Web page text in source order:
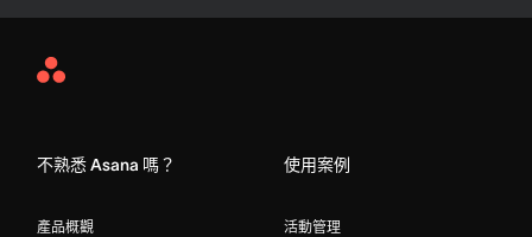
Asana
不熟悉 Asana 嗎？
產品概觀
使用案例
活動管理